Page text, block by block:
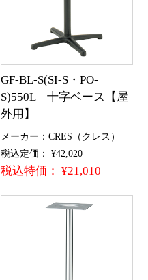
GF-BL-S(SI-S・PO-
S)550L 十字ベース【屋
外用】
メーカー：CRES（クレス）
税込定価： ¥42,020
税込特価： ¥21,010